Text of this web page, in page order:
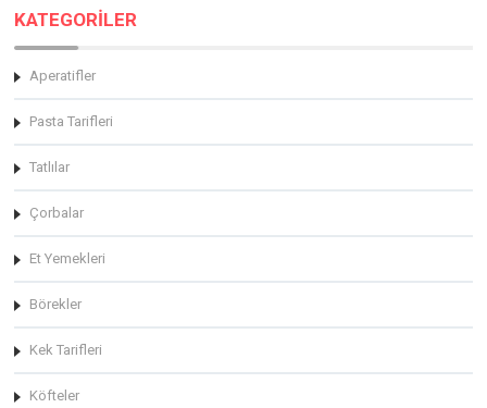
KATEGORİLER
Aperatifler
Pasta Tarifleri
Tatlılar
Çorbalar
Et Yemekleri
Börekler
Kek Tarifleri
Köfteler